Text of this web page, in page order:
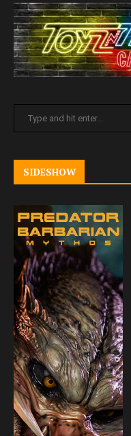
SIDESHOW